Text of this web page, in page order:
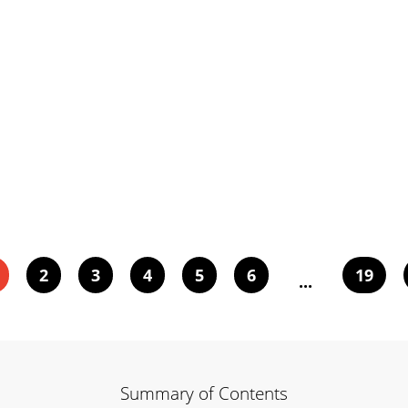
2 3 4 5 6 ... 19
Summary of Contents